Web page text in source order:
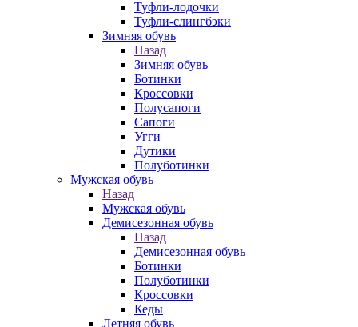
Туфли-лодочки
Туфли-слингбэки
Зимняя обувь
Назад
Зимняя обувь
Ботинки
Кроссовки
Полусапоги
Сапоги
Угги
Дутики
Полуботинки
Мужская обувь
Назад
Мужская обувь
Демисезонная обувь
Назад
Демисезонная обувь
Ботинки
Полуботинки
Кроссовки
Кеды
Летняя обувь